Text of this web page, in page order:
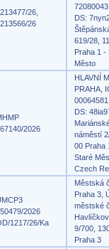
26,
26
72080043
DS:
619/28,
Praha 1 -
Město
2026
HLAVNÍ
PRAHA,
00064581
DS:
náměstí
00 Praha
Staré
Czech
2026
1217/26/Ka
Městská
Praha 3,
městské
9/700,
Praha 3